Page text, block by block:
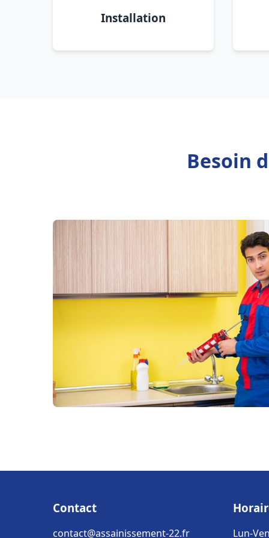
Installation
Besoin
Contact
contact@assainissement-22.fr Lun-